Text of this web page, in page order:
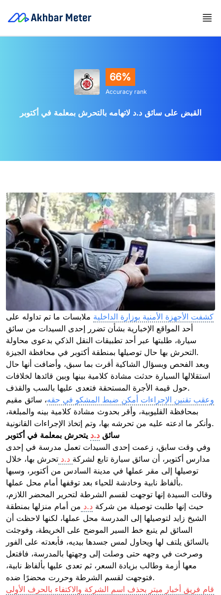
66%
Accuracy rank
القبض على سائق د.د لاتهامه بالتحرش بمعلمة في أكتوبر
كشفت الأجهزة الأمنية بوزارة الداخلية ملابسات ما تم تداوله على
أحد المواقع الإخبارية بشأن تضرر إحدى السيدات من سائق
سيارة، طلبتها عبر أحد تطبيقات النقل الذكي بدعوى محاولة
التحرش بها حال توصيلها بمنطقة أكتوبر في محافظة الجيزة.
وبعد الفحص وبسؤال الشاكية أقرت بما سبق، وأضافت أنها حال
استقلالها السيارة حدثت مشادة كلامية بينها وبين قائدها لخلافات
حول قيمة الأجرة المستحقة فتعدى عليها بالسب والقذف.
وعقب تقنين الإجراءات أمكن ضبط المشكو في حقه، سائق مقيم
بمحافظة القليوبية، وأقر بحدوث مشادة كلامية بينه والمبلغة،
وأنكر ما ادعته عليه من تحرشه بها، وتم إتخاذ الإجراءات القانونية.
سائق د.د يتحرش بمعلمة في أكتوبر
وفي وقت سابق، زعمت إحدى السيدات تعمل مدرسة في إحدى
مدارس أكتوبر، أن سائق سيارة تابع لشركة د.د تحرش بها، خلال
توصيلها إلى مقر عملها في مدينة السادس من أكتوبر، وسبها
بألفاظ نابية وخادشة للحياء بعد توقفها أمام محل عملها.
وقالت السيدة إنها توجهت لقسم الشرطة لتحرير المحضر اللازم،
حيث إنها طلبت توصيلة من شركة د.د من أمام منزلها بمنطقة
الشيخ زايد لتوصيلها إلى المدرسة محل عملها، لكنها لاحظت أن
السائق لم يتبع خط السير الموضح على الخريطة، وفوجئت
بالسائق يلتف لها ويحاول لمس جسدها بيديه، فأبعدته على الفور
وصرخت في وجهه حتى وصلت إلى وجهتها بالمدرسة، فافتعل
معها أزمة وطالب بزيادة السعر، ثم تعدى عليها بألفاظ نابية،
فتوجهت لقسم الشرطة وحررت محضرًا ضده.
قام فريق أخبار ميتر بحذف اسم الشركة والاكتفاء بالحرف الأولى